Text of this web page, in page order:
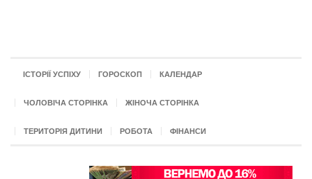
ІСТОРІЇ УСПІХУ ГОРОСКОП КАЛЕНДАР
ЧОЛОВІЧА СТОРІНКА ЖІНОЧА СТОРІНКА
ТЕРИТОРІЯ ДИТИНИ РОБОТА ФІНАНСИ